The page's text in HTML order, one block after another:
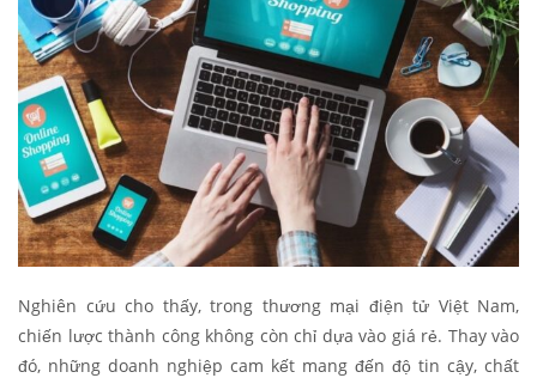
Nghiên cứu cho thấy, trong thương mại điện tử Việt Nam,
chiến lược thành công không còn chỉ dựa vào giá rẻ. Thay vào
đó, những doanh nghiệp cam kết mang đến độ tin cậy, chất